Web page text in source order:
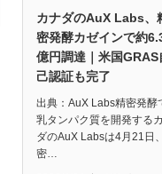
カナダのAuX Labs、
密発酵カゼインで約
億円調達｜米国GRAS
己認証も完了
出典：AuX Labs精密発酵
乳タンパク質を開発する
ダのAuX Labsは4月21日
密…